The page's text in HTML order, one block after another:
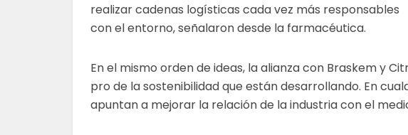
realizar cadenas logísticas cada vez más responsables
con el entorno, señalaron desde la farmacéutica.
En el mismo orden de ideas, la alianza con Braskem y
pro de la sostenibilidad que están desarrollando. En
apuntan a mejorar la relación de la industria con el